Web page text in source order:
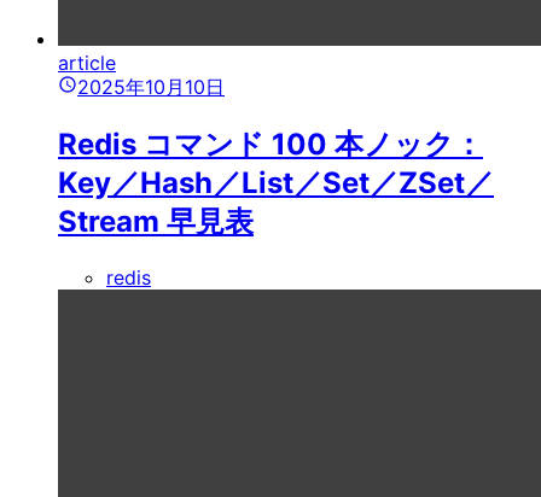
article
2025年10月10日
Redis コマンド 100 本ノック：
Key／Hash／List／Set／ZSet／
Stream 早見表
redis